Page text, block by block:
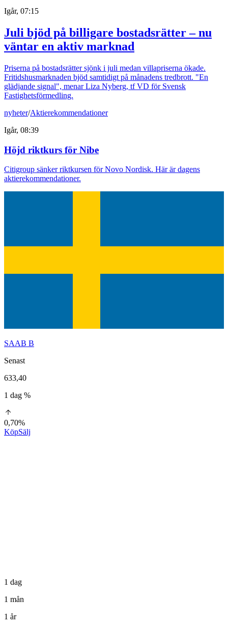
Igår, 07:15
Juli bjöd på billigare bostadsrätter – nu
väntar en aktiv marknad
Priserna på bostadsrätter sjönk i juli medan villapriserna ökade.
Fritidshusmarknaden bjöd samtidigt på månadens tredbrott. "En
glädjande signal", menar Liza Nyberg, tf VD för Svensk
Fastighetsförmedling.
nyheter/Aktierekommendationer
Igår, 08:39
Höjd riktkurs för Nibe
Citigroup sänker riktkursen för Novo Nordisk. Här är dagens
aktierekommendationer.
SAAB B
Senast
633,40
1 dag %
0,70%
KöpSälj
1 dag
1 mån
1 år